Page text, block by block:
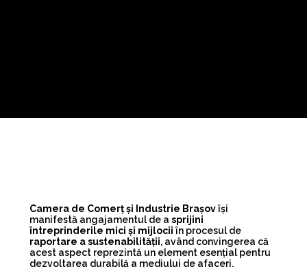
Camera de Comerț și Industrie Brașovîși
manifestă angajamentul de a sprijini
întreprinderile mici și mijlocii în procesul de
raportare a sustenabilității, având convingerea că
acest aspect reprezintă un element esențial pentru
dezvoltarea durabilă a mediului de afaceri.